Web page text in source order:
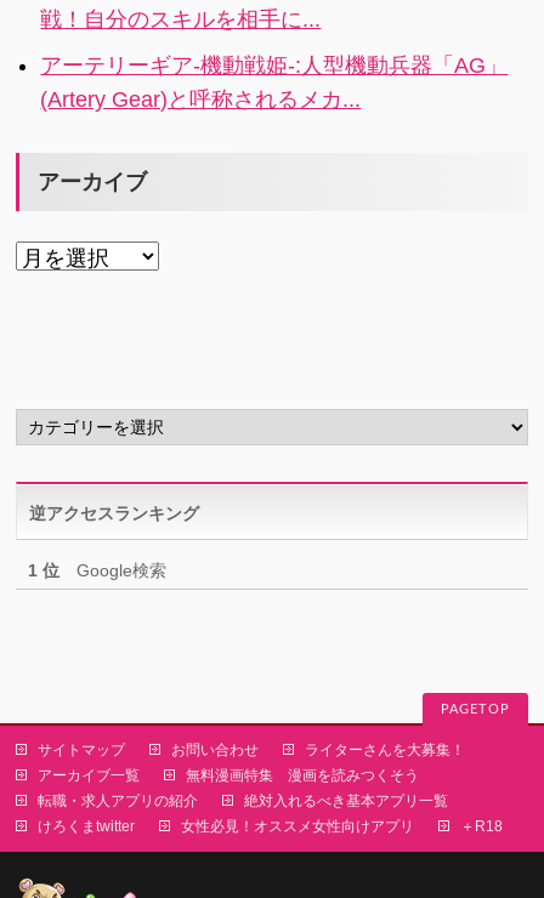
戦！自分のスキルを相手に...
アーテリーギア-機動戦姫-:人型機動兵器「AG」
(Artery Gear)と呼称されるメカ...
アーカイブ
ア
カ
テ
リ
ー逆アクセスランキング
1 位 Google検索
PAGETOP
サイトマップ お問い合わせ
ライターさんを大募集！
アーカイブ一覧
無料漫画特集 漫画を読みつくそう
転職・求人アプリの紹介
絶対入れるべき基本アプリ一覧
けろくまtwitter
女性必見！オススメ女性向けアプリ ＋R18